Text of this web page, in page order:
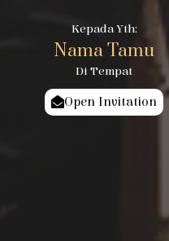
Kepada Yth:
Nama Tamu
Di Tempat
Open Invitation